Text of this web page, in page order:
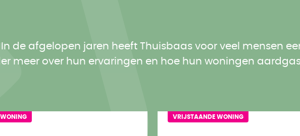
de afgelopen jaren heeft Thuisbaas voor veel mensen
meer over hun ervaringen en hoe hun woningen
VRIJSTAANDE WONING